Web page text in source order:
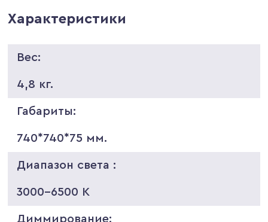
Характеристики
Вес:
4,8 кг.
Габариты:
740*740*75 мм.
Диапазон света :
3000-6500 K
Диммирование: